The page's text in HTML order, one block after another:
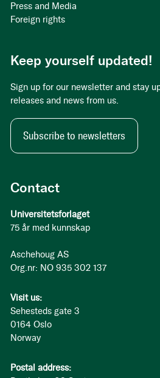
Contact
Universitetsforlaget
75 år med kunnskap
Aschehoug AS
Org.nr: NO 935 302 137
Visit us:
Sehesteds gate 3
0164 Oslo
Norway
Postal address:
Press and Media
Foreign rights
Keep yourself updated!
Sign up for our newsletter and stay
releases and news from us.
Subscribe to newsletters